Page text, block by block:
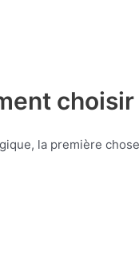
choisir
la première